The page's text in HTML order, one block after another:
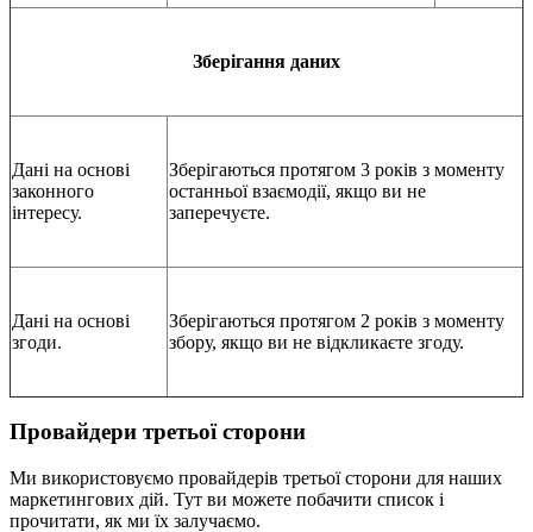
Зберігання даних
Дані на основі
законного
інтересу.
Зберігаються протягом 3 років з моменту
останньої взаємодії, якщо ви не
заперечуєте.
Дані на основі
згоди.
Зберігаються протягом 2 років з моменту
збору, якщо ви не відкликаєте згоду.
Провайдери третьої сторони
Ми використовуємо провайдерів третьої сторони для наших
маркетингових дій. Тут ви можете побачити список і
прочитати, як ми їх залучаємо.